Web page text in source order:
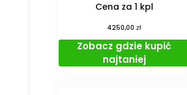
Cena za 1 kpl
4250,00zł
Zobacz gdzie kupić
najtaniej